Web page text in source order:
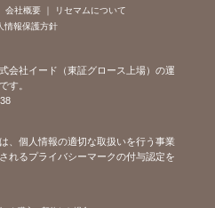
会社概要
リセマムについて
情報保護方針
会社イード（東証グロース上場）の運
す。
、個人情報の適切な取扱いを行う事業
れるプライバシーマークの付与認定を